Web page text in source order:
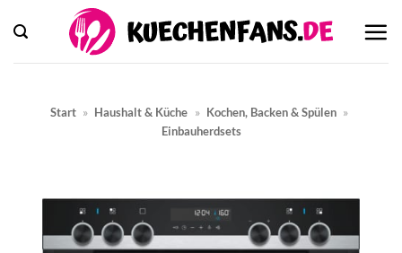
Inhalt
springen
Start » Haushalt & Küche » Kochen, Backen & Spülen »
Einbauherdsets